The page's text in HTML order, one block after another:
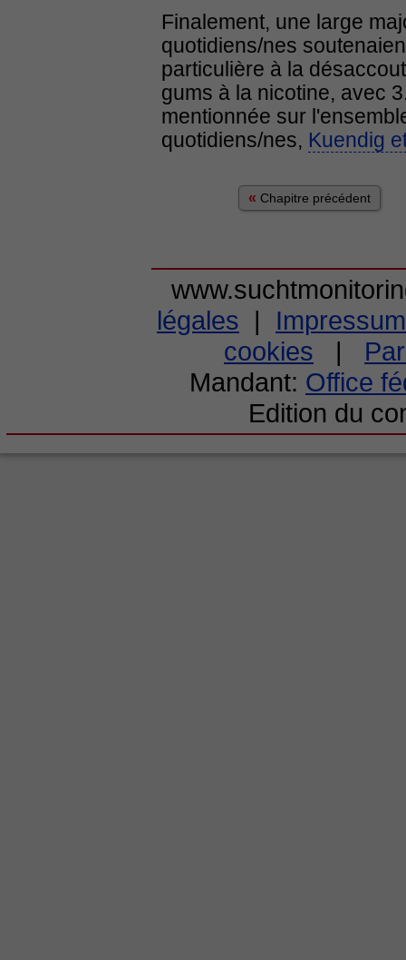
Finalement, une large
quotidiens/nes
particulière à la
gums à la nicotine, avec
mentionnée sur
quotidiens/nes, Kuendig
« Chapitre précédent
légales | Impressum
cookies |
Mandant: Office
Edition du